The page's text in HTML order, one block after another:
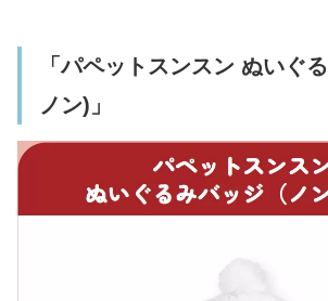
「パペットスンスン ぬいぐ
ノン)」